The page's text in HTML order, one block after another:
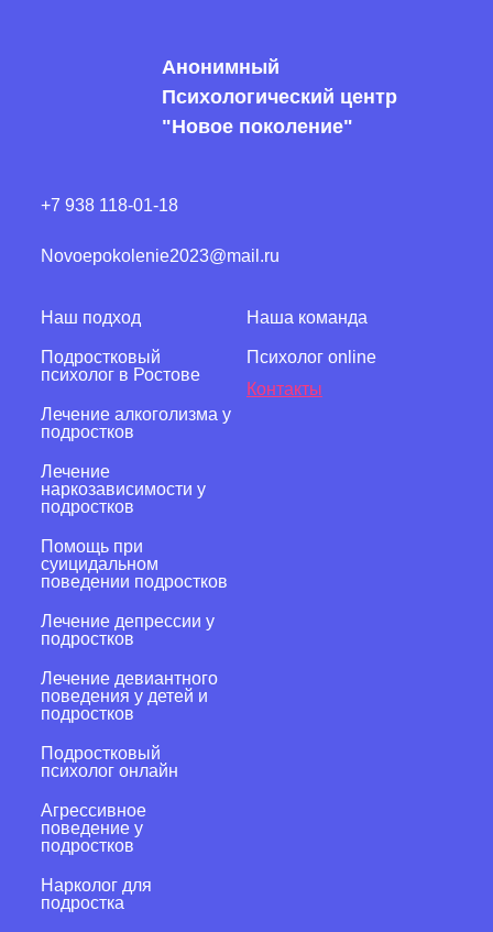
Анонимный
Психологический центр
"Новое поколение"
+7 938 118-01-18
Novoepokolenie2023@mail.ru
Наш подход
Подростковый
психолог в Ростове
Лечение алкоголизма у
подростков
Лечение
наркозависимости у
подростков
Помощь при
суицидальном
поведении подростков
Лечение депрессии у
подростков
Лечение девиантного
поведения у детей и
подростков
Подростковый
психолог онлайн
Агрессивное
поведение у
подростков
Нарколог для
подростка
Наша команда
Психолог online
Контакты